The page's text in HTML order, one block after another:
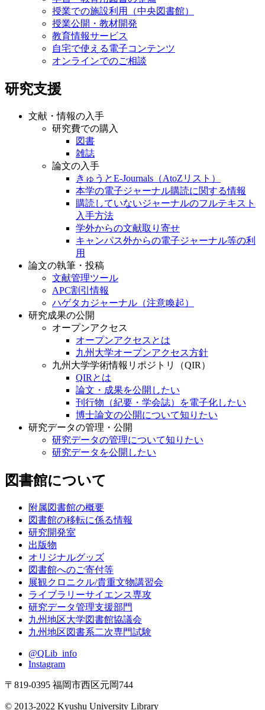
授業での施設利用（中央図書館）
授業公開・教材開発
教育情報サービス
自宅で使える電子コンテンツ
オンラインでのご相談
研究支援
文献・情報の入手
研究費での購入
図書
雑誌
論文の入手
きゅうとE-Journals（AtoZリスト）
本学の電子ジャーナル購読に関する情報
購読していないジャーナルのフルテキスト
入手方法
学外からの文献取り寄せ
キャンパス外からの電子ジャーナル等の利
用
論文の執筆・投稿
文献管理ツール
APC割引情報
ハゲタカジャーナル（注意喚起）
研究成果の公開
オープンアクセス
オープンアクセスとは
九州大学オープンアクセス方針
九州大学学術情報リポジトリ（QIR）
QIRとは
論文・成果を公開したい
刊行物（紀要・学会誌）を電子化したい
博士論文の公開について知りたい
研究データの管理・公開
研究データの管理について知りたい
研究データを公開したい
図書館について
附属図書館の概要
図書館の移転に係る情報
研究開発室
出版物
オリジナルグッズ
図書館へのご寄付等
展観クロニクル/貴重文物講習会
ライブラリーサイエンス専攻
研究データ管理支援部門
九州地区大学図書館協議会
九州地区図書系二次専門試験
@QLib_info
Instagram
〒819-0395 福岡市西区元岡744
© 2013-2022 Kyushu University Library